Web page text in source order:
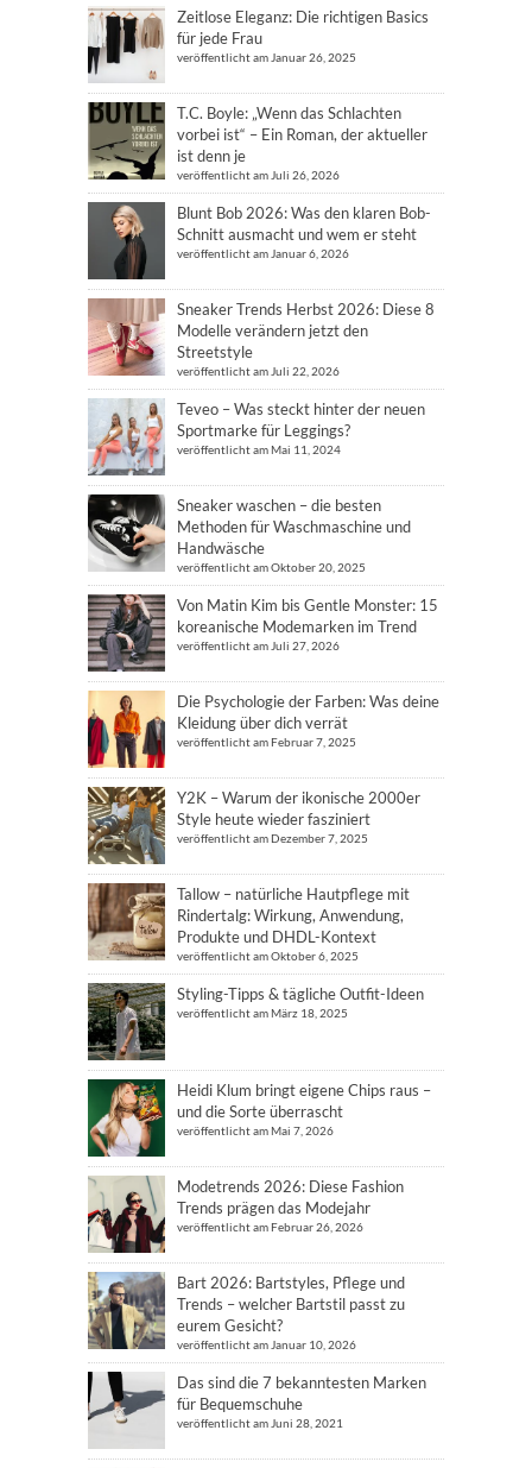
Zeitlose Eleganz: Die richtigen Basics
für jede Frau
veröffentlicht am Januar 26, 2025
T.C. Boyle: „Wenn das Schlachten
vorbei ist“ – Ein Roman, der aktueller
ist denn je
veröffentlicht am Juli 26, 2026
Blunt Bob 2026: Was den klaren Bob-
Schnitt ausmacht und wem er steht
veröffentlicht am Januar 6, 2026
Sneaker Trends Herbst 2026: Diese 8
Modelle verändern jetzt den
Streetstyle
veröffentlicht am Juli 22, 2026
Teveo – Was steckt hinter der neuen
Sportmarke für Leggings?
veröffentlicht am Mai 11, 2024
Sneaker waschen – die besten
Methoden für Waschmaschine und
Handwäsche
veröffentlicht am Oktober 20, 2025
Von Matin Kim bis Gentle Monster: 15
koreanische Modemarken im Trend
veröffentlicht am Juli 27, 2026
Die Psychologie der Farben: Was deine
Kleidung über dich verrät
veröffentlicht am Februar 7, 2025
Y2K – Warum der ikonische 2000er
Style heute wieder fasziniert
veröffentlicht am Dezember 7, 2025
Tallow – natürliche Hautpflege mit
Rindertalg: Wirkung, Anwendung,
Produkte und DHDL-Kontext
veröffentlicht am Oktober 6, 2025
Styling-Tipps & tägliche Outfit-Ideen
veröffentlicht am März 18, 2025
Heidi Klum bringt eigene Chips raus –
und die Sorte überrascht
veröffentlicht am Mai 7, 2026
Modetrends 2026: Diese Fashion
Trends prägen das Modejahr
veröffentlicht am Februar 26, 2026
Bart 2026: Bartstyles, Pflege und
Trends – welcher Bartstil passt zu
eurem Gesicht?
veröffentlicht am Januar 10, 2026
Das sind die 7 bekanntesten Marken
für Bequemschuhe
veröffentlicht am Juni 28, 2021